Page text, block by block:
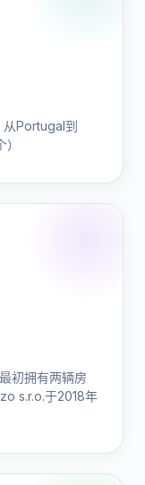
从Portugal到
初拥有两辆房
s.r.o.于2018年